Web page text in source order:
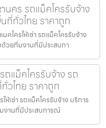
นคร รถแม็คโครรับจ้าง
ที่ทั่วไทย ราคาถูก
โครให้เช่า รถแม็คโครรับจ้าง
ด้วยทีมงานที่มีประสบกา
ถแม็คโครรับจ้าง รถ
วไทย ราคาถูก
ห้เช่า รถแม็คโครรับจ้าง บริการ
งานที่มีประสบการณ์